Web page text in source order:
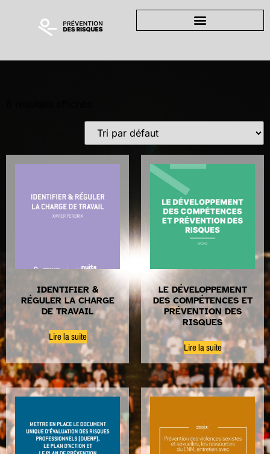
IDENTIFIER &
RÉGULER LA CHARGE
DE TRAVAIL
Lire la suite
LE DÉVELOPPEMENT
DES COMPÉTENCES ET
PRÉVENTION DES
RISQUES
Lire la suite